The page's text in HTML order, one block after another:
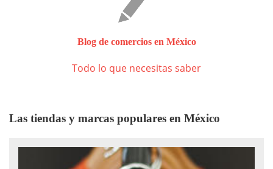
Blog de comercios en México
Todo lo que necesitas saber
Las tiendas y marcas populares en México